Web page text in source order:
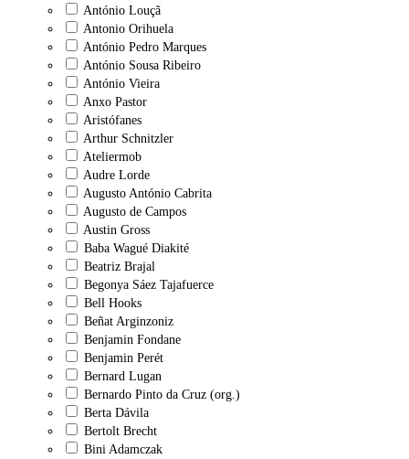
António Louçã
Antonio Orihuela
António Pedro Marques
António Sousa Ribeiro
António Vieira
Anxo Pastor
Aristófanes
Arthur Schnitzler
Ateliermob
Audre Lorde
Augusto António Cabrita
Augusto de Campos
Austin Gross
Baba Wagué Diakité
Beatriz Brajal
Begonya Sáez Tajafuerce
Bell Hooks
Beñat Arginzoniz
Benjamin Fondane
Benjamin Perét
Bernard Lugan
Bernardo Pinto da Cruz (org.)
Berta Dávila
Bertolt Brecht
Bini Adamczak